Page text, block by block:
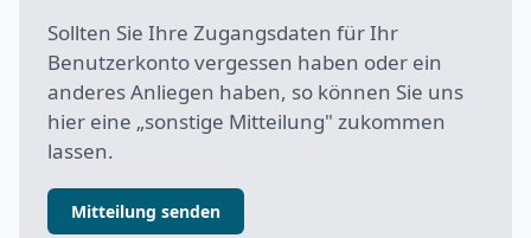
Sollten Sie Ihre Zugangsdaten für Ihr
Benutzerkonto vergessen haben oder ein
anderes Anliegen haben, so können Sie uns
hier eine „sonstige Mitteilung" zukommen
lassen.
Mitteilung senden